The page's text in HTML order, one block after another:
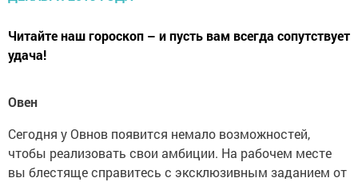
Читайте наш гороскоп – и пусть вам всегда сопутствует
удача!
Овен
Сегодня у Овнов появится немало возможностей,
чтобы реализовать свои амбиции. На рабочем месте
вы блестяще справитесь с эксклюзивным заданием от